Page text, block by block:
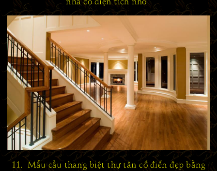
11. Mẫu cầu thang biệt thự tân cổ điển đẹp bằng